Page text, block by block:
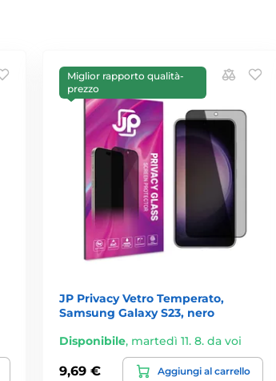
Miglior rapporto qualità-
prezzo
JP Privacy Vetro Temperato,
Samsung Galaxy S23, nero
Disponibile, martedì 11. 8. da voi
9,69 € Aggiungi al carrello